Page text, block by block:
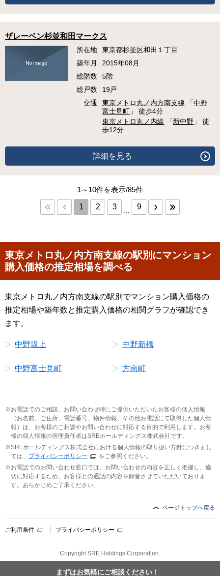
ザレーベン杉並和田マークス
所在地
東京都杉並区和田１丁目
築年月
2015年08月
総階数
5階
総戸数
19戸
交通
東京メトロ丸ノ内方南支線 「中野
富士見町 」 徒歩4分
東京メトロ丸ノ内線 「新中野 」 徒
歩12分
詳細を見る
1～10件を表示/85件
1 2 3 ... 9
東京メトロ丸ノ内方南支線の駅別にマンション
購入価格の推定相場を調べる
東京メトロ丸ノ内方南支線の駅別でマンション購入価格の
推定相場や築年数と推定購入価格の相関グラフが確認でき
ます。
中野坂上 中野新橋
中野富士見町 方南町
まずはお気軽にご相談ください！
お電話でのご相談、お問い合わせ時にご提供いただいたお客様の個人情報
（お名前、ご住所、電話番号、物件情報、その他お電話にて取得した個人情
報）は、お客様のご相談やお問い合わせに対応する目的で利用します。お客
様の個人情報の管理責任者はSREホールディングス株式会社です。
SREホールディングス株式会社における個人情報の取り扱い方針につきまし
ては、 プライバシーポリシー
をご参照ください。
お電話でのお問い合わせ窓口では、お問い合わせの内容を正しく把握し、適
切に対応するため、お客様との通話の内容を録音させていただいておりま
す。あらかじめご了承ください。
ページトップへ戻る
ご利用条件 プライバシーポリシー
Copyright SRE Holdings Corporation.